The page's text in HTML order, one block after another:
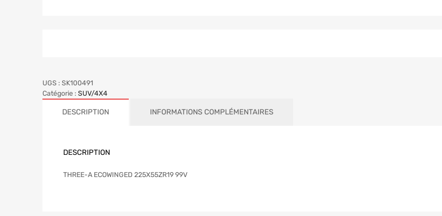
UGS : SK100491
Catégorie : SUV/4X4
DESCRIPTION INFORMATIONS COMPLÉMENTAIRES
DESCRIPTION
THREE-A ECOWINGED 225X55ZR19 99V